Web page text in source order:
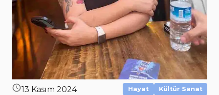
13 Kasım 2024 Hayat Kültür Sanat